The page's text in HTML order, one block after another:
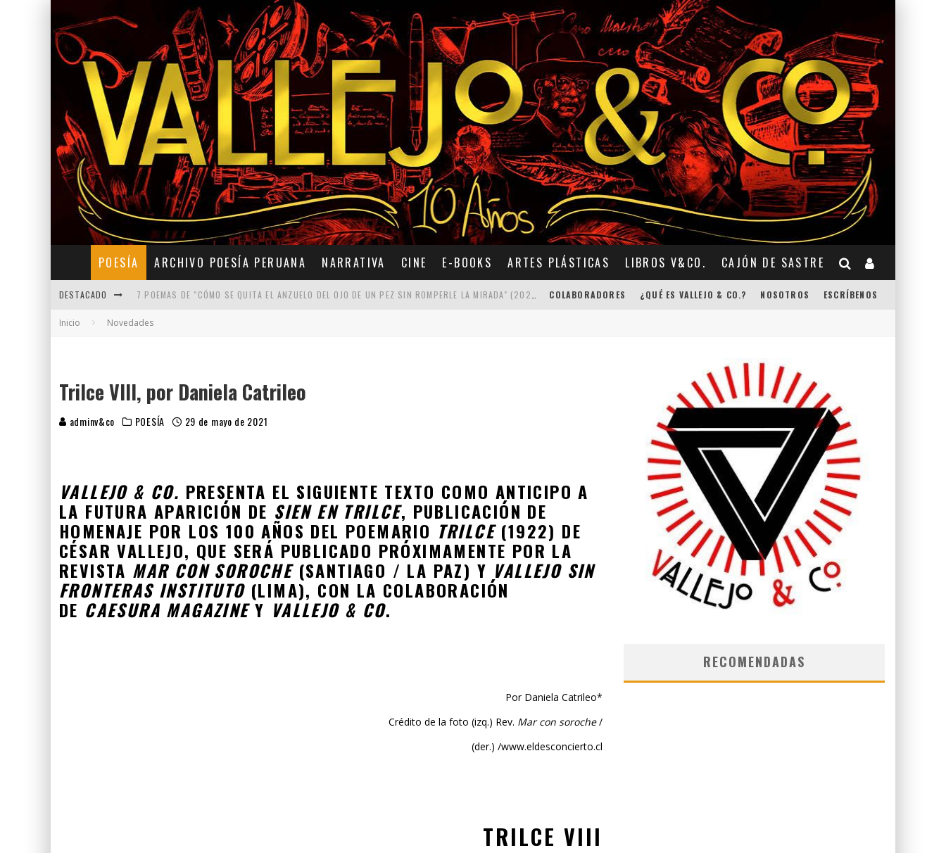
POESÍA ARCHIVO POESÍA PERUANA NARRATIVA CINE E-BOOKS ARTES PLÁSTICAS LIBROS V&CO. CAJÓN DE SASTRE
DESTACADO
5 POEMAS DE "NUNCA DE MÍ TU ESPEJISMO" (2025), DE ROMINA SILMAN
COLABORADORES ¿QUÉ ES VALLEJO & CO.? NOSOTROS ESCRÍBENOS
Inicio Novedades
Trilce VIII, por Daniela Catrileo
adminv&co POESÍA 29 de mayo de 2021
VALLEJO & CO. PRESENTA EL SIGUIENTE TEXTO COMO ANTICIPO A
LA FUTURA APARICIÓN DE SIEN EN TRILCE, PUBLICACIÓN DE
HOMENAJE POR LOS 100 AÑOS DEL POEMARIO TRILCE(1922) DE
CÉSAR VALLEJO, QUE SERÁ PUBLICADO PRÓXIMAMENTE POR LA
REVISTA MAR CON SOROCHE(SANTIAGO / LA PAZ) Y VALLEJO SIN
FRONTERAS INSTITUTO(LIMA), CON LA COLABORACIÓN
DE CAESURA MAGAZINEY VALLEJO & CO.
Por Daniela Catrileo*
Crédito de la foto (izq.) Rev. Mar con soroche/
(der.) /www.eldesconcierto.cl
TRILCE VIII
RECOMENDADAS